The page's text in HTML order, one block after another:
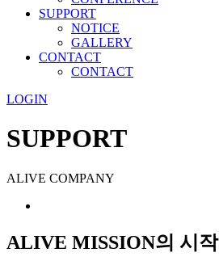
SUPPORT
NOTICE
GALLERY
CONTACT
CONTACT
LOGIN
SUPPORT
ALIVE COMPANY
ALIVE MISSION의 시작